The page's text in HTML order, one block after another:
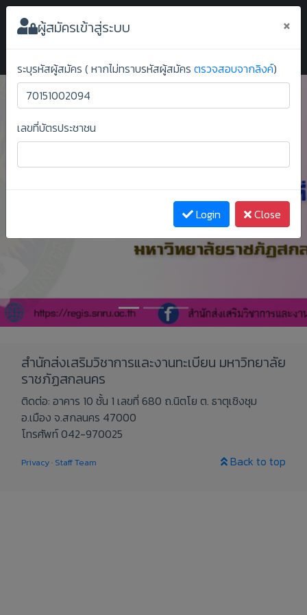
ระบบยืนยันสิทธิ์ออนไลน์ ม.ราชภัฏสกลนคร
ผู้สมัครเข้าสู่ระบบ ×
ระบุรหัสผู้สมัคร ( หากไม่ทราบรหัสผู้สมัคร ตรวจสอบจากลิงค์)
เลขที่บัตรประชาชน
Login Close Next
สำนักส่งเสริมวิชาการและงานทะเบียน มหาวิทยาลัย
ราชภัฏสกลนคร
ติดต่อ: อาคาร 10 ชั้น 1 เลขที่ 680 ถ.นิตโย ต. ธาตุเชิงชุม
อ.เมือง จ.สกลนคร 47000
โทรศัพท์ 042-970025
Back to top
Privacy· Staff Team